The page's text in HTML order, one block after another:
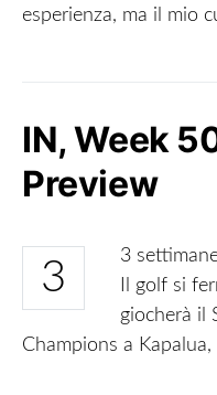
esperienza, ma il mio
IN, Week
Preview
3
3
Il golf si
giocherà il
Champions a